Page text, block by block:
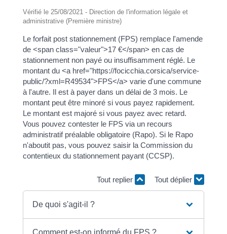
Vérifié le 25/08/2021 - Direction de l'information légale et
administrative (Première ministre)
Le forfait post stationnement (FPS) remplace l'amende
de <span class="valeur">17 €</span> en cas de
stationnement non payé ou insuffisamment réglé. Le
montant du <a href="https://focicchia.corsica/service-
public/?xml=R49534">FPS</a> varie d'une commune
à l'autre. Il est à payer dans un délai de 3 mois. Le
montant peut être minoré si vous payez rapidement.
Le montant est majoré si vous payez avec retard.
Vous pouvez contester le FPS via un recours
administratif préalable obligatoire (Rapo). Si le Rapo
n'aboutit pas, vous pouvez saisir la Commission du
contentieux du stationnement payant (CCSP).
Tout replier Tout déplier
De quoi s'agit-il ?
Comment est-on informé du FPS ?